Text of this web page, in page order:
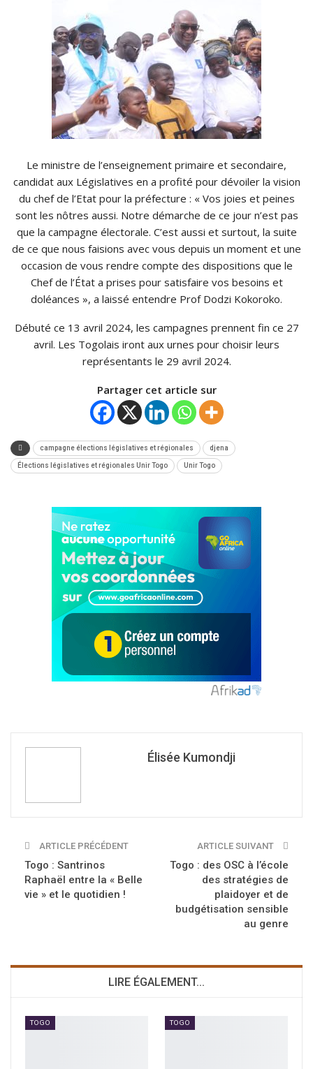
Le ministre de l’enseignement primaire et secondaire,
candidat aux Législatives en a profité pour dévoiler la vision
du chef de l’Etat pour la préfecture : « Vos joies et peines
sont les nôtres aussi. Notre démarche de ce jour n’est pas
que la campagne électorale. C’est aussi et surtout, la suite
de ce que nous faisions avec vous depuis un moment et une
occasion de vous rendre compte des dispositions que le
Chef de l’État a prises pour satisfaire vos besoins et
doléances », a laissé entendre Prof Dodzi Kokoroko.
Débuté ce 13 avril 2024, les campagnes prennent fin ce 27
avril. Les Togolais iront aux urnes pour choisir leurs
représentants le 29 avril 2024.
Partager cet article sur
campagne élections législatives et régionales djena
Élections législatives et régionales Unir Togo Unir Togo
Élisée Kumondji
ARTICLE PRÉCÉDENT
Togo : Santrinos
Raphaël entre la « Belle
vie » et le quotidien !
ARTICLE SUIVANT
Togo : des OSC à l’école
des stratégies de
plaidoyer et de
budgétisation sensible
au genre
LIRE ÉGALEMENT...
TOGO TOGO